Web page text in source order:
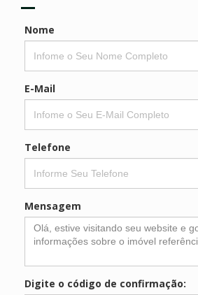
Nome
E-Mail
Telefone
Mensagem
Digite o código de confirmação: